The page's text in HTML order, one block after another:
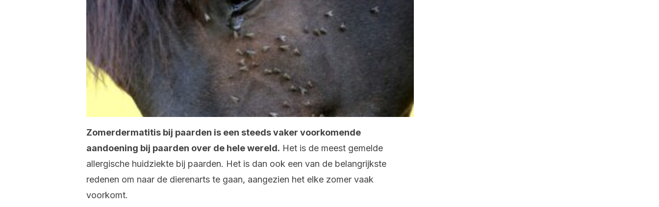
Zomerdermatitis bij paarden is een steeds vaker voorkomende
aandoening bij paarden over de hele wereld. Het is de meest gemelde
allergische huidziekte bij paarden. Het is dan ook een van de belangrijkste
redenen om naar de dierenarts te gaan, aangezien het elke zomer vaak
voorkomt.